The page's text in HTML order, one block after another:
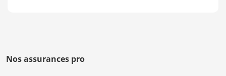
Nos assurances pro